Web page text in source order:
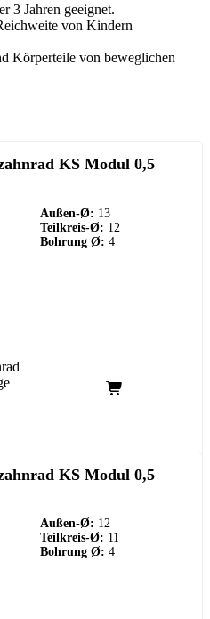
3 Jahren geeignet.
von Kindern
Körperteile von beweglichen
KS Modul 0,5
Außen-Ø: 13
Teilkreis-Ø: 12
Bohrung Ø: 4
KS Modul 0,5
Außen-Ø: 12
Teilkreis-Ø: 11
Bohrung Ø: 4